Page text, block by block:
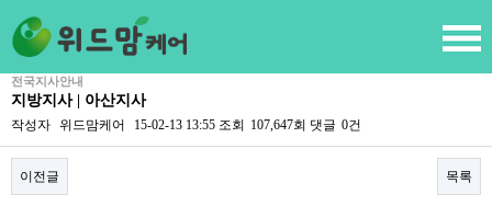
전국지사안내
지방지사 | 아산지사
작성자 위드맘케어 15-02-13 13:55 조회 107,647회 댓글 0건
이전글 목록